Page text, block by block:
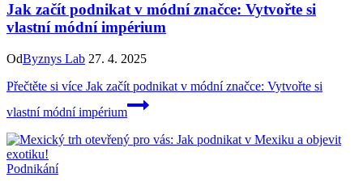
Jak začít podnikat v módní značce: Vytvořte si
vlastní módní impérium
OdByznys Lab 27. 4. 2025
Přečtěte si více Jak začít podnikat v módní značce: Vytvořte si
vlastní módní impérium
Podnikání